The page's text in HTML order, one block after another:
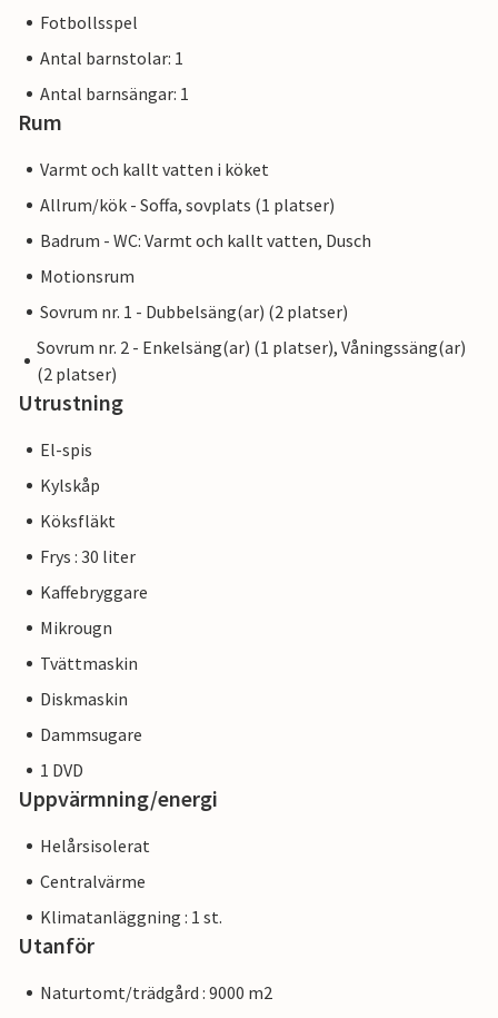
Fotbollsspel
Antal barnstolar: 1
Antal barnsängar: 1
Rum
Varmt och kallt vatten i köket
Allrum/kök - Soffa, sovplats (1 platser)
Badrum - WC: Varmt och kallt vatten, Dusch
Motionsrum
Sovrum nr. 1 - Dubbelsäng(ar) (2 platser)
Sovrum nr. 2 - Enkelsäng(ar) (1 platser), Våningssäng(ar)
(2 platser)
Utrustning
El-spis
Kylskåp
Köksfläkt
Frys : 30 liter
Kaffebryggare
Mikrougn
Tvättmaskin
Diskmaskin
Dammsugare
1 DVD
Uppvärmning/energi
Helårsisolerat
Centralvärme
Klimatanläggning : 1 st.
Utanför
Naturtomt/trädgård : 9000 m2